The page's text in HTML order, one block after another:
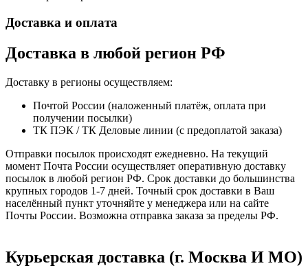
Доставка и оплата
Доставка в любой регион РФ
Доставку в регионы осуществляем:
Почтой России (наложенный платёж, оплата при
получении посылки)
ТК ПЭК / ТК Деловые линии (с предоплатой заказа)
Отправки посылок происходят ежедневно. На текущий
момент Почта России осуществляет оперативную доставку
посылок в любой регион РФ. Срок доставки до большинства
крупных городов 1-7 дней. Точный срок доставки в Ваш
населённый пункт уточняйте у менеджера или на сайте
Почты России. Возможна отправка заказа за пределы РФ.
Курьерская доставка (г. Москва И МО)